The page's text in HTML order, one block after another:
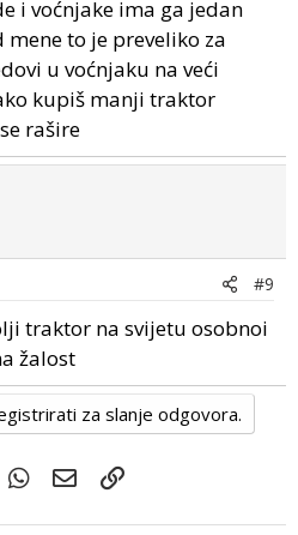
i voćnjake ima ga jedan
to je preveliko za
u voćnjaku na veći
kupiš manji traktor
rašire
#9
traktor na svijetu osobnoi
žalost
za slanje odgovora.
PinterestWhatsApp
Email